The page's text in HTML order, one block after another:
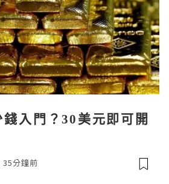
入門？30美元即可開
35分鐘前